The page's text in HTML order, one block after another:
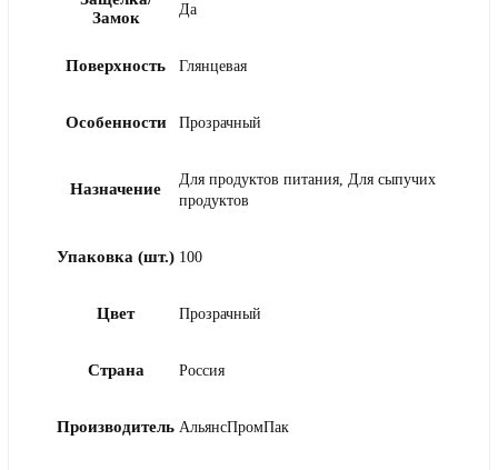
Замок
Да
Поверхность Глянцевая
Особенности Прозрачный
Назначение
Для продуктов питания, Для сыпучих
продуктов
Упаковка (шт.) 100
Цвет Прозрачный
Страна Россия
Производитель АльянсПромПак